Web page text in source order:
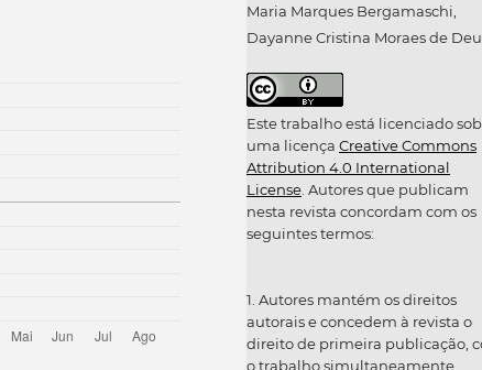
Maria Marques Bergamaschi,
Dayanne Cristina Moraes de
Este trabalho está licenciado sob
uma licença Creative Commons
Attribution 4.0 International
License . Autores que publicam
nesta revista concordam com os
seguintes termos:
1. Autores mantém os direitos
autorais e concedem à revista o
direito de primeira publicação,
o trabalho simultaneamente